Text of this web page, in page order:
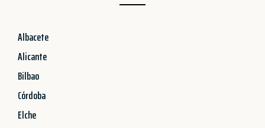
Albacete
Alicante
Bilbao
Córdoba
Elche